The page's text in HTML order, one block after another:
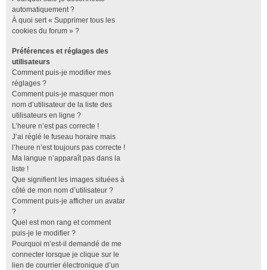
automatiquement ?
À quoi sert « Supprimer tous les
cookies du forum » ?
Préférences et réglages des
utilisateurs
Comment puis-je modifier mes
réglages ?
Comment puis-je masquer mon
nom d’utilisateur de la liste des
utilisateurs en ligne ?
L’heure n’est pas correcte !
J’ai réglé le fuseau horaire mais
l’heure n’est toujours pas correcte !
Ma langue n’apparaît pas dans la
liste !
Que signifient les images situées à
côté de mon nom d’utilisateur ?
Comment puis-je afficher un avatar
?
Quel est mon rang et comment
puis-je le modifier ?
Pourquoi m’est-il demandé de me
connecter lorsque je clique sur le
lien de courrier électronique d’un